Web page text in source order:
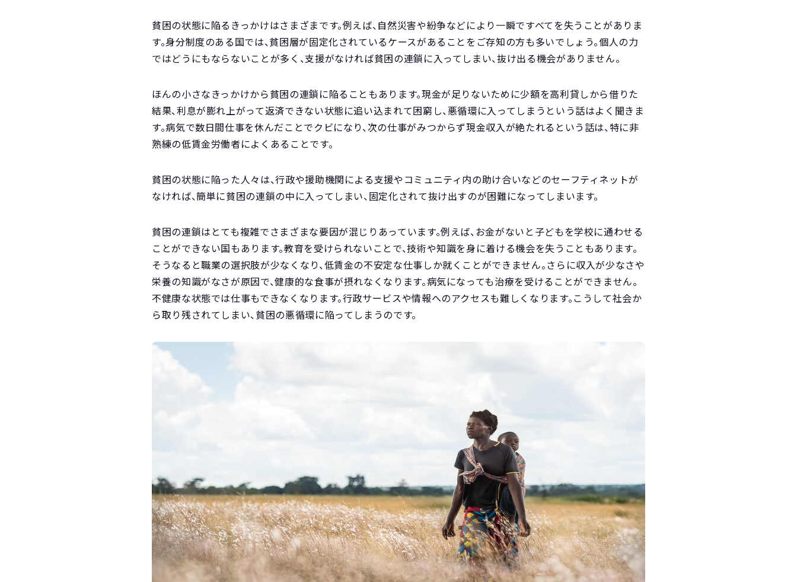
貧困の状態に陥るきっかけはさまざまです。例えば、自然災害や紛争などにより一瞬ですべてを失うことがありま
す。身分制度のある国では、貧困層が固定化されているケースがあることをご存知の方も多いでしょう。個人の力
ではどうにもならないことが多く、支援がなければ貧困の連鎖に入ってしまい、抜け出る機会がありません。
ほんの小さなきっかけから貧困の連鎖に陥ることもあります。現金が足りないために少額を高利貸しから借りた
結果、利息が膨れ上がって返済できない状態に追い込まれて困窮し、悪循環に入ってしまうという話はよく聞きま
す。病気で数日間仕事を休んだことでクビになり、次の仕事がみつからず現金収入が絶たれるという話は、特に非
熟練の低賃金労働者によくあることです。
貧困の状態に陥った人々は、行政や援助機関による支援やコミュニティ内の助け合いなどのセーフティネットが
なければ、簡単に貧困の連鎖の中に入ってしまい、固定化されて抜け出すのが困難になってしまいます。
貧困の連鎖はとても複雑でさまざまな要因が混じりあっています。例えば、お金がないと子どもを学校に通わせる
ことができない国もあります。教育を受けられないことで、技術や知識を身に着ける機会を失うこともあります。
そうなると職業の選択肢が少なくなり、低賃金の不安定な仕事しか就くことができません。さらに収入が少なさや
栄養の知識がなさが原因で、健康的な食事が摂れなくなります。病気になっても治療を受けることができません。
不健康な状態では仕事もできなくなります。行政サービスや情報へのアクセスも難しくなります。こうして社会か
ら取り残されてしまい、貧困の悪循環に陥ってしまうのです。